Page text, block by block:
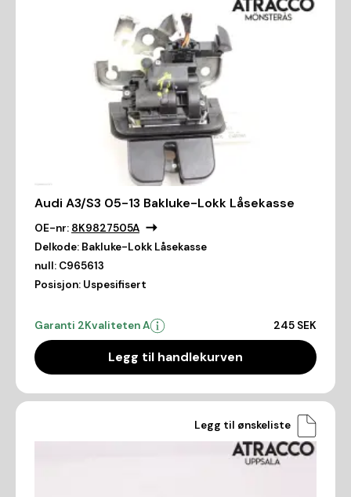
Audi A3/S3 05-13 Bakluke-Lokk Låsekasse
OE-nr: 8K9827505A
Delkode: Bakluke-Lokk Låsekasse
null: C965613
Posisjon: Uspesifisert
Garanti 2Kvaliteten A 245 SEK
Legg til handlekurven
Legg til ønskeliste